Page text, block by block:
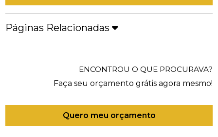
Páginas Relacionadas
ENCONTROU O QUE PROCURAVA?
Faça seu orçamento grátis agora mesmo!
Quero meu orçamento